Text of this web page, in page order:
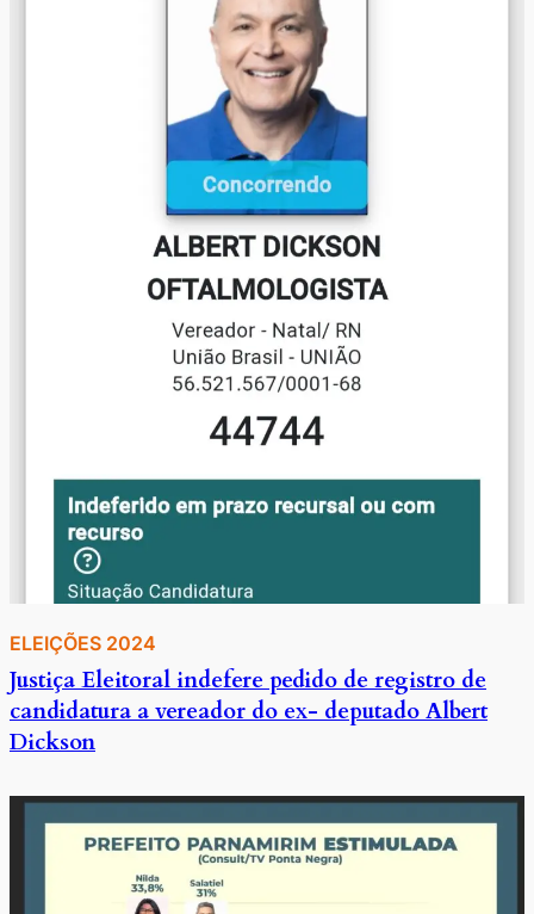
ELEIÇÕES 2024
Justiça Eleitoral indefere pedido de registro de
candidatura a vereador do ex- deputado Albert
Dickson